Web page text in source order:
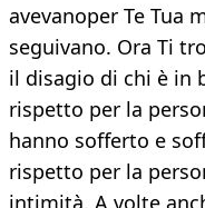
avevanoper Te Tua
seguivano. Ora Ti
il disagio di chi è in
rispetto per la
hanno sofferto e
rispetto per la
intimità. A volte